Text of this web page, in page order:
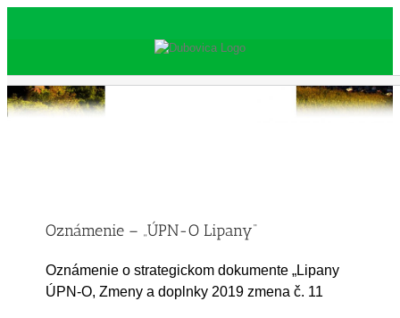
Oznámenie – „ÚPN-O Lipany“
Oznámenie o strategickom dokumente „Lipany
ÚPN-O, Zmeny a doplnky 2019 zmena č. 11